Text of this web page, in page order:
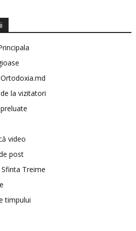
la vizitatori
video
post
Treime
timpului